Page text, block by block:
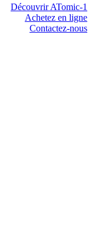
Découvrir ATomic-1
Achetez en ligne
Contactez-nous